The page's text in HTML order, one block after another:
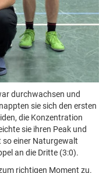
durchwachsen und
sie sich den ersten
die Konzentration
sie ihren Peak und
so einer Naturgewalt
an die Dritte (3:0).
richtigen Moment zu.